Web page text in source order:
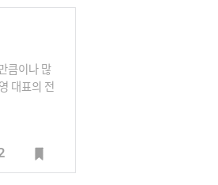
큼이나 많
대표의 전